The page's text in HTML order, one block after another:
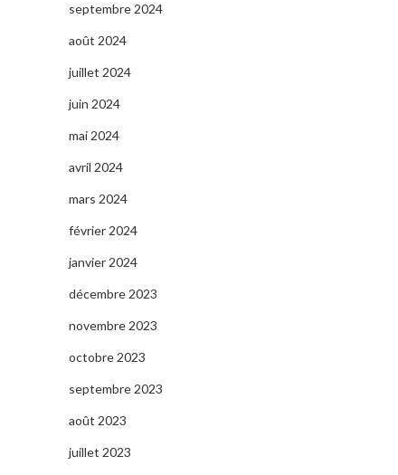
septembre 2024
août 2024
juillet 2024
juin 2024
mai 2024
avril 2024
mars 2024
février 2024
janvier 2024
décembre 2023
novembre 2023
octobre 2023
septembre 2023
août 2023
juillet 2023